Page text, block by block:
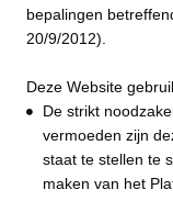
bepalingen
20/9/2012).
Deze Website
De strikt
vermoeden zijn
staat te stellen te
maken van het